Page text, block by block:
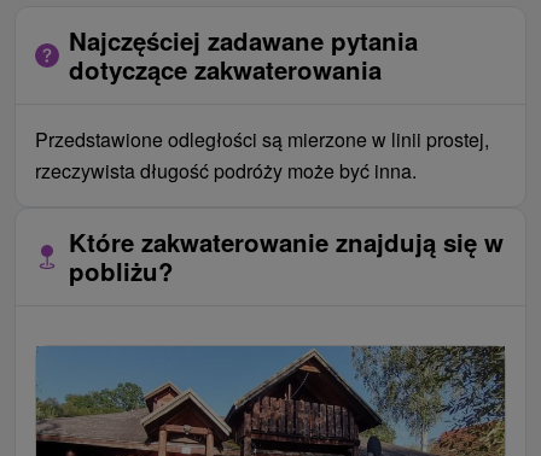
Najczęściej zadawane pytania
dotyczące zakwaterowania
Przedstawione odległości są mierzone w linii prostej,
rzeczywista długość podróży może być inna.
Które zakwaterowanie znajdują się w
pobliżu?